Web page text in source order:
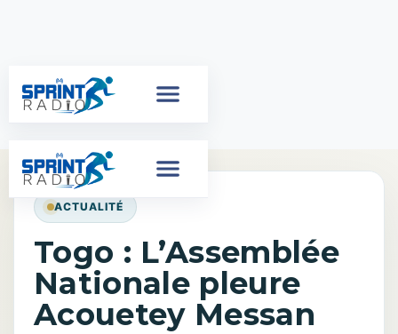
ACTUALITÉ
Togo : L’Assemblée
Nationale pleure
Acouetey Messan